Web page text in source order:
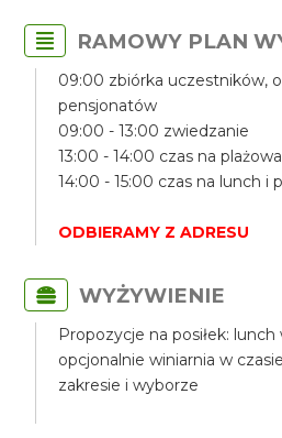
RAMOWY PLAN
09:00 zbiórka uczestników,
pensjonatów
09:00 - 13:00 zwiedzanie
13:00 - 14:00 czas na
14:00 - 15:00 czas na lunch i
ODBIERAMY Z ADRESU
WYŻYWIENIE
Propozycje na posiłek:
opcjonalnie winiarnia w
zakresie i wyborze